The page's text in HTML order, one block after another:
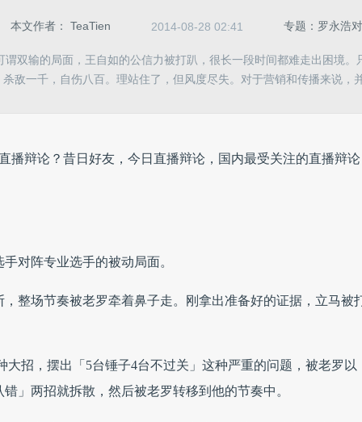
本文作者： TeaTien 2014-08-28 02:41 专题：罗永浩
谓双输的局面，王自如的公信力被打趴，很长一段时间都难走出困境。
敌一千，自伤八百。理站住了，但风度尽失。对于营销和传播来说，
播辩论？昔日好友，今日直播辩论，国内最受关注的直播辩论
对阵专业选手的被动局面。
整场节奏被老罗牵着鼻子走。刚拿出准备好的证据，立马被
大招，摆出「5台锤子4台不过关」这种严重的问题，被老罗以
」两招就拆散，然后被老罗转移到他的节奏中。